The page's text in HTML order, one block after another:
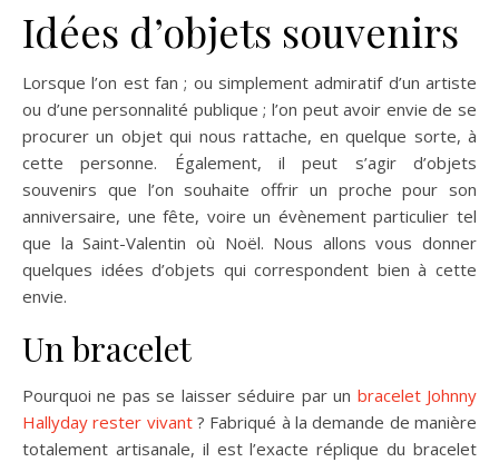
Idées d’objets souvenirs
Lorsque l’on est fan ; ou simplement admiratif d’un artiste
ou d’une personnalité publique ; l’on peut avoir envie de se
procurer un objet qui nous rattache, en quelque sorte, à
cette personne. Également, il peut s’agir d’objets
souvenirs que l’on souhaite offrir un proche pour son
anniversaire, une fête, voire un évènement particulier tel
que la Saint-Valentin où Noël. Nous allons vous donner
quelques idées d’objets qui correspondent bien à cette
envie.
Un bracelet
Pourquoi ne pas se laisser séduire par un bracelet Johnny
Hallyday rester vivant? Fabriqué à la demande de manière
totalement artisanale, il est l’exacte réplique du bracelet